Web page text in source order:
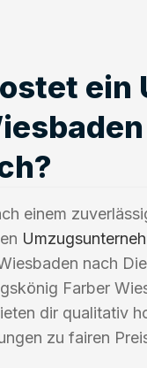
ein
einem
nach
Farber
dir qualitativ
zu fairen